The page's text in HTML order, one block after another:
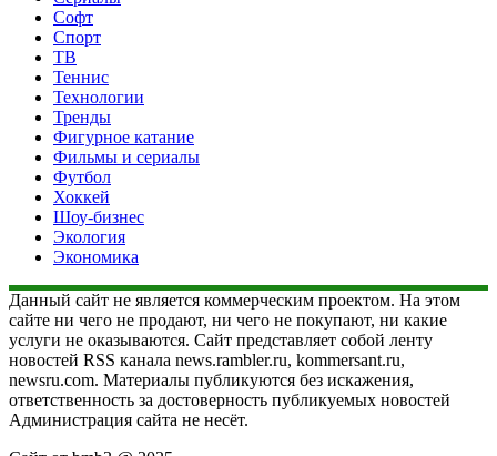
Софт
Спорт
ТВ
Теннис
Технологии
Тренды
Фигурное катание
Фильмы и сериалы
Футбол
Хоккей
Шоу-бизнес
Экология
Экономика
Данный сайт не является коммерческим проектом. На этом
сайте ни чего не продают, ни чего не покупают, ни какие
услуги не оказываются. Сайт представляет собой ленту
новостей RSS канала news.rambler.ru, kommersant.ru,
newsru.com. Материалы публикуются без искажения,
ответственность за достоверность публикуемых новостей
Администрация сайта не несёт.